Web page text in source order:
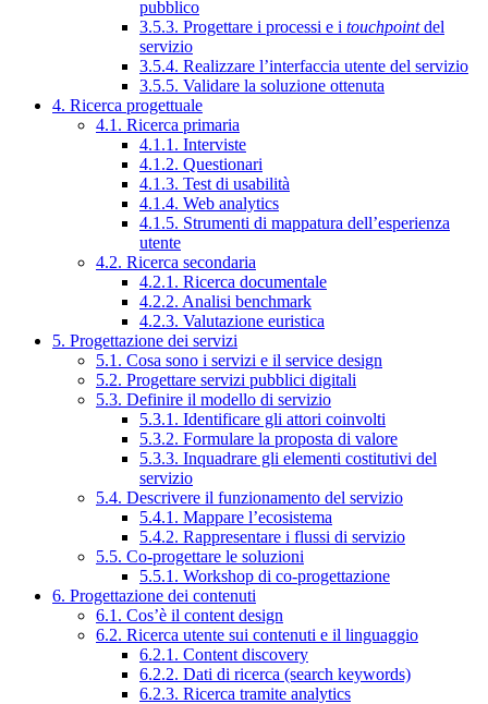
pubblico
3.5.3. Progettare i processi e i touchpointdel
servizio
3.5.4. Realizzare l’interfaccia utente del servizio
3.5.5. Validare la soluzione ottenuta
4. Ricerca progettuale
4.1. Ricerca primaria
4.1.1. Interviste
4.1.2. Questionari
4.1.3. Test di usabilità
4.1.4. Web analytics
4.1.5. Strumenti di mappatura dell’esperienza
utente
4.2. Ricerca secondaria
4.2.1. Ricerca documentale
4.2.2. Analisi benchmark
4.2.3. Valutazione euristica
5. Progettazione dei servizi
5.1. Cosa sono i servizi e il service design
5.2. Progettare servizi pubblici digitali
5.3. Definire il modello di servizio
5.3.1. Identificare gli attori coinvolti
5.3.2. Formulare la proposta di valore
5.3.3. Inquadrare gli elementi costitutivi del
servizio
5.4. Descrivere il funzionamento del servizio
5.4.1. Mappare l’ecosistema
5.4.2. Rappresentare i flussi di servizio
5.5. Co-progettare le soluzioni
5.5.1. Workshop di co-progettazione
6. Progettazione dei contenuti
6.1. Cos’è il content design
6.2. Ricerca utente sui contenuti e il linguaggio
6.2.1. Content discovery
6.2.2. Dati di ricerca (search keywords)
6.2.3. Ricerca tramite analytics